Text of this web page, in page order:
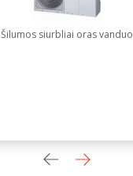
Šilumos siurbliai oras vanduo